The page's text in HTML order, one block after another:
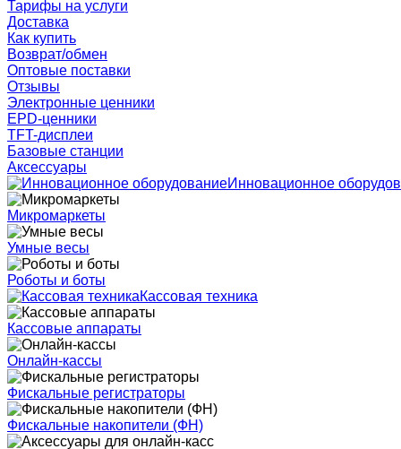
Тарифы на услуги
Доставка
Как купить
Возврат/обмен
Оптовые поставки
Отзывы
Электронные ценники
EPD-ценники
TFT-дисплеи
Базовые станции
Аксессуары
Инновационное
Микромаркеты
Умные весы
Роботы и боты
Кассовая техника
Кассовые аппараты
Онлайн-кассы
Фискальные регистраторы
Фискальные накопители (ФН)